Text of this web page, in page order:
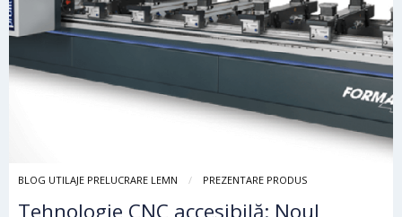
BLOG UTILAJE PRELUCRARE LEMN PREZENTARE PRODUS